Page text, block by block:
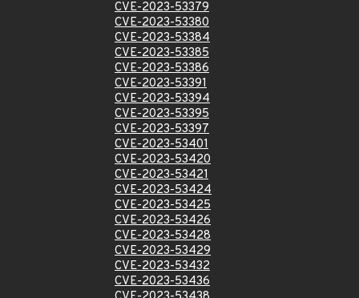
CVE-2023-53379
CVE-2023-53380
CVE-2023-53384
CVE-2023-53385
CVE-2023-53386
CVE-2023-53391
CVE-2023-53394
CVE-2023-53395
CVE-2023-53397
CVE-2023-53401
CVE-2023-53420
CVE-2023-53421
CVE-2023-53424
CVE-2023-53425
CVE-2023-53426
CVE-2023-53428
CVE-2023-53429
CVE-2023-53432
CVE-2023-53436